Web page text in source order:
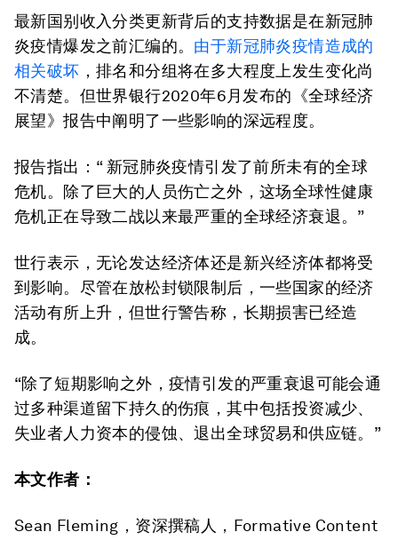
最新国别收入分类更新背后的支持数据是在新冠肺
炎疫情爆发之前汇编的。 由于新冠肺炎疫情造成的
相关破坏 ，排名和分组将在多大程度上发生变化尚
不清楚。但世界银行2020年6月发布的《全球经济
展望》报告中阐明了一些影响的深远程度。
报告指出：“ 新冠肺炎疫情引发了前所未有的全球
危机。除了巨大的人员伤亡之外，这场全球性健康
危机正在导致二战以来最严重的全球经济衰退。”
世行表示，无论发达经济体还是新兴经济体都将受
到影响。尽管在放松封锁限制后，一些国家的经济
活动有所上升，但世行警告称，长期损害已经造
成。
“除了短期影响之外，疫情引发的严重衰退可能会通
过多种渠道留下持久的伤痕，其中包括投资减少、
失业者人力资本的侵蚀、退出全球贸易和供应链。”
本文作者：
Sean Fleming，资深撰稿人，Formative Content